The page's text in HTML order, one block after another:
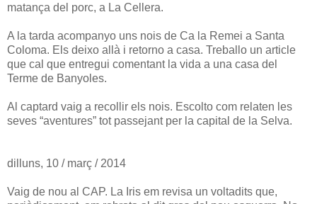
matança del porc, a La Cellera.
A la tarda acompanyo uns nois de Ca la Remei a Santa
Coloma. Els deixo allà i retorno a casa. Treballo un article
que cal que entregui comentant la vida a una casa del
Terme de Banyoles.
Al captard vaig a recollir els nois. Escolto com relaten les
seves “aventures” tot passejant per la capital de la Selva.
dilluns, 10 / març / 2014
Vaig de nou al CAP. La Iris em revisa un voltadits que,